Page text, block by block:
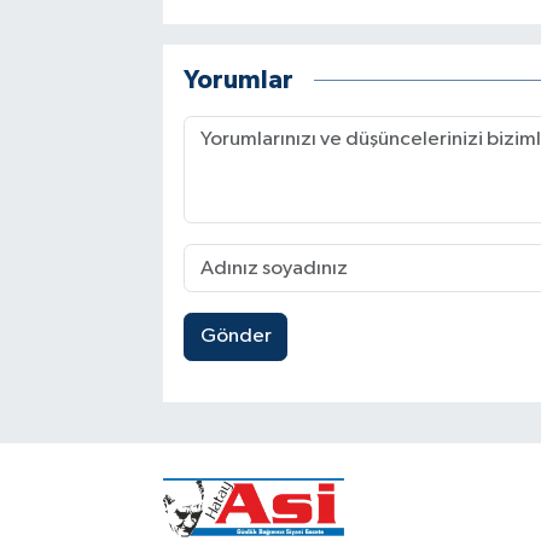
Yorumlar
Gönder